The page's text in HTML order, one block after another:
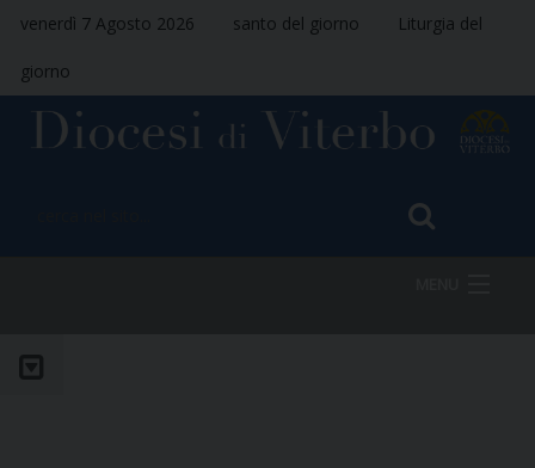
venerdì 7 Agosto 2026 santo del giorno Liturgia del
giorno